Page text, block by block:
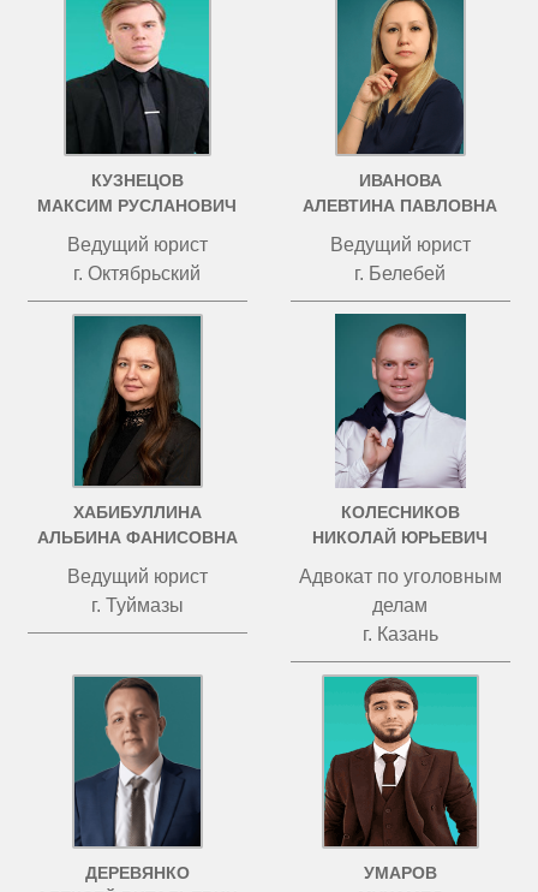
КУЗНЕЦОВ
МАКСИМ РУСЛАНОВИЧ
Ведущий юрист
г. Октябрьский
ИВАНОВА
АЛЕВТИНА ПАВЛОВНА
Ведущий юрист
г. Белебей
ХАБИБУЛЛИНА
АЛЬБИНА ФАНИСОВНА
Ведущий юрист
г. Туймазы
КОЛЕСНИКОВ
НИКОЛАЙ ЮРЬЕВИЧ
Адвокат по уголовным
делам
г. Казань
ДЕРЕВЯНКО
УМАРОВ